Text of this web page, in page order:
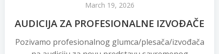
March 19, 2026
AUDICIJA ZA PROFESIONALNE IZVOĐAČE
Pozivamo profesionalnog glumca/plesača/izvođača